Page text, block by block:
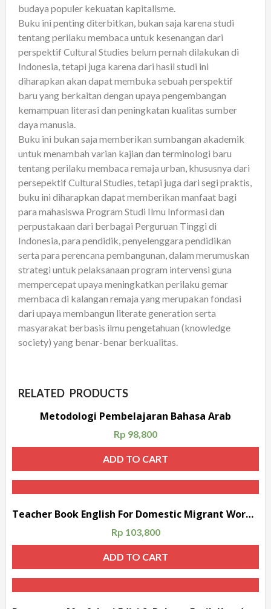
budaya populer kekuatan kapitalisme.
Buku ini penting diterbitkan, bukan saja karena studi
tentang perilaku membaca untuk kesenangan dari
perspektif Cultural Studies belum pernah dilakukan di
Indonesia, tetapi juga karena dari hasil studi ini
diharapkan akan dapat membuka sebuah perspektif
baru yang berkaitan dengan upaya pengembangan
kemampuan literasi dan peningkatan kualitas sumber
daya manusia.
Buku ini bukan saja memberikan sumbangan akademik
untuk menambah varian kajian dan terminologi baru
tentang perilaku membaca remaja urban, khususnya dari
persepektif Cultural Studies, tetapi juga dari segi praktis,
buku ini diharapkan dapat memberikan manfaat bagi
para mahasiswa Program Studi Ilmu Informasi dan
perpustakaan dari berbagai Perguruan Tinggi di
Indonesia, para pendidik, penyelenggara pendidikan
serta para perencana pembangunan, dalam merumuskan
strategi untuk pelaksanaan program intervensi guna
mempercepat upaya meningkatkan perilaku gemar
membaca di kalangan remaja yang merupakan fondasi
dari upaya membangun literate generation serta
masyarakat berbasis ilmu pengetahuan (knowledge
society) yang benar-benar berkualitas.
RELATED PRODUCTS
Metodologi Pembelajaran Bahasa Arab
Rp 98,800
ADD TO CART
Teacher Book English For Domestic Migrant Worker Candidates
Rp 103,800
ADD TO CART